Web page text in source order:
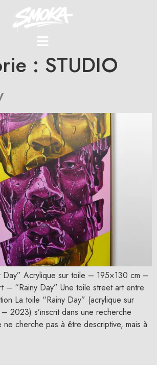
: STUDIO
Day” Acrylique sur toile – 195×130 cm –
– “Rainy Day” Une toile street art entre
La toile “Rainy Day” (acrylique sur
2023) s’inscrit dans une recherche
ne cherche pas à être descriptive, mais à